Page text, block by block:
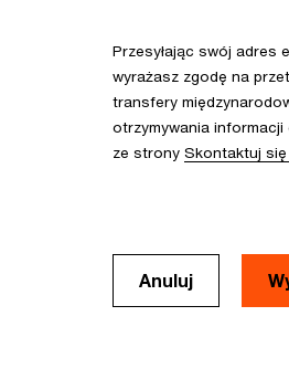
Przesyłając swój adres
wyrażasz zgodę na
transfery
otrzymywania
ze strony Skontaktuj się
Anuluj